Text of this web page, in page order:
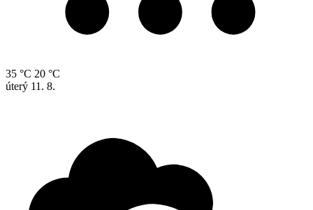
35 °C 20 °C
úterý 11. 8.